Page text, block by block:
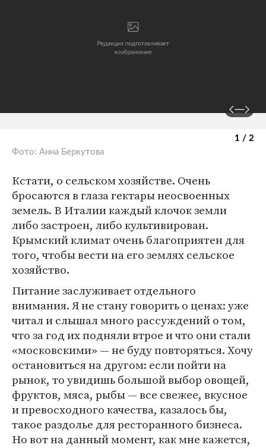
1 / 2
Фото: Анна Беркутова
Кстати, о сельском хозяйстве. Очень
бросаются в глаза гектары неосвоенных
земель. В Италии каждый клочок земли
либо застроен, либо культивирован.
Крымский климат очень благоприятен для
того, чтобы вести на его землях сельское
хозяйство.
Питание заслуживает отдельного
внимания. Я не стану говорить о ценах: уже
читал и слышал много рассуждений о том,
что за год их подняли втрое и что они стали
«московскими» — не буду повторяться. Хочу
остановиться на другом: если пойти на
рынок, то увидишь большой выбор овощей,
фруктов, мяса, рыбы — все свежее, вкусное
и превосходного качества, казалось бы,
такое раздолье для ресторанного бизнеса.
Но вот на данный момент, как мне кажется,